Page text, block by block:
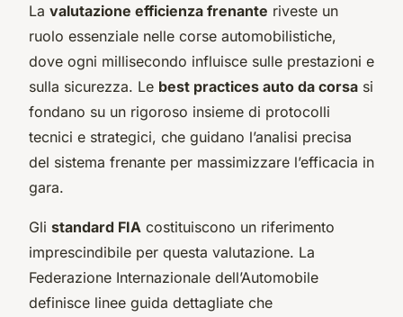
La valutazione efficienza frenante riveste un
ruolo essenziale nelle corse automobilistiche,
dove ogni millisecondo influisce sulle prestazioni e
sulla sicurezza. Le best practices auto da corsa si
fondano su un rigoroso insieme di protocolli
tecnici e strategici, che guidano l’analisi precisa
del sistema frenante per massimizzare l’efficacia in
gara.
Gli standard FIA costituiscono un riferimento
imprescindibile per questa valutazione. La
Federazione Internazionale dell’Automobile
definisce linee guida dettagliate che